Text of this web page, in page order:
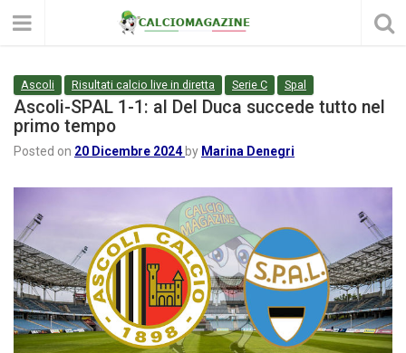
Ascoli Risultati calcio live in diretta Serie C Spal
Ascoli-SPAL 1-1: al Del Duca succede tutto nel
primo tempo
Posted on 20 Dicembre 2024 by Marina Denegri